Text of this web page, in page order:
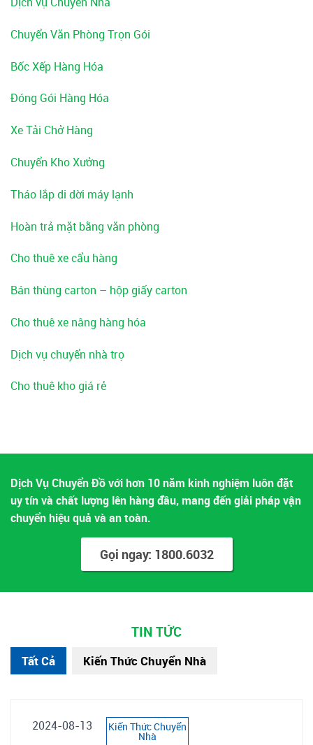
Chuyển Văn Phòng Trọn Gói
Bốc Xếp Hàng Hóa
Đóng Gói Hàng Hóa
Xe Tải Chở Hàng
Chuyển Kho Xưởng
Tháo lắp di dời máy lạnh
Hoàn trả mặt bằng văn phòng
Cho thuê xe cẩu hàng
Bán thùng carton – hộp giấy carton
Cho thuê xe nâng hàng hóa
Dịch vụ chuyển nhà trọ
Cho thuê kho giá rẻ
Dịch Vụ Chuyển Đồ với hơn 10 năm kinh nghiệm luôn đặt
uy tín và chất lượng lên hàng đầu, mang đến giải pháp vận
chuyển hiệu quả và an toàn.
Gọi ngay: 1800.6032
TIN TỨC
Tất Cả
2024-08-13 Kiến Thức Chuyển
Nhà
Kiến Thức Chuyển Nhà